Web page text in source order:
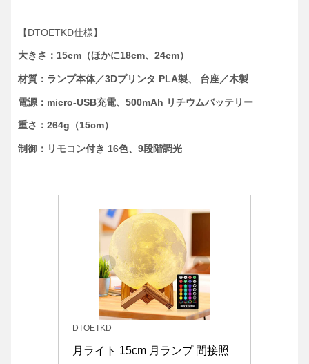
【DTOETKD仕様】
大きさ：15cm（ほかに18cm、24cm）
材質：ランプ本体／3Dプリンタ PLA製、 台座／木製
電源：micro-USB充電、500mAh リチウムバッテリー
重さ：264g（15cm）
制御：リモコン付き 16色、9段階調光
DTOETKD
月ライト 15cm 月ランプ 間接照